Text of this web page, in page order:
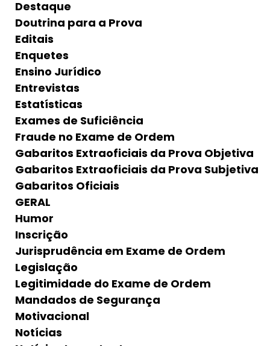
Destaque
Doutrina para a Prova
Editais
Enquetes
Ensino Jurídico
Entrevistas
Estatísticas
Exames de Suficiência
Fraude no Exame de Ordem
Gabaritos Extraoficiais da Prova Objetiva
Gabaritos Extraoficiais da Prova Subjetiva
Gabaritos Oficiais
GERAL
Humor
Inscrição
Jurisprudência em Exame de Ordem
Legislação
Legitimidade do Exame de Ordem
Mandados de Segurança
Motivacional
Notícias